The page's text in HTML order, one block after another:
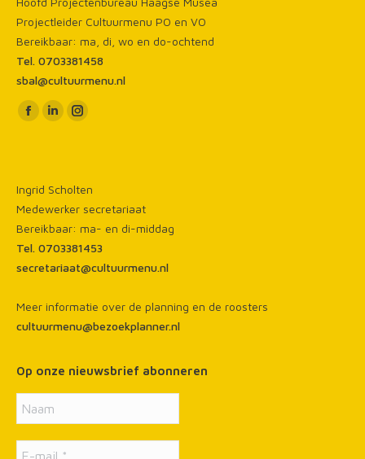
Projectleider Cultuurmenu PO en VO
Bereikbaar: ma, di, wo en do-ochtend
Tel. 0703381458
sbal@cultuurmenu.nl
Vind ons op:
Facebook
new
window
Linkedin
new
window
Instagram
window
Ingrid Scholten
Medewerker secretariaat
Bereikbaar: ma- en di-middag
Tel. 0703381453
secretariaat@cultuurmenu.nl
Meer informatie over de planning en de roosters
cultuurmenu@bezoekplanner.nl
Op onze nieuwsbrief abonneren